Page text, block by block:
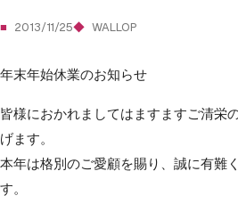
2013/11/25 WALLOP
年末年始休業のお知らせ
皆様におかれましてはますますご清栄
げます。
本年は格別のご愛顧を賜り、誠に有難
す。